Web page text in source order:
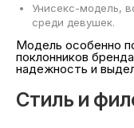
Унисекс-модель,
среди девушек.
Модель особенно
поклонников
надежность и
Стиль и